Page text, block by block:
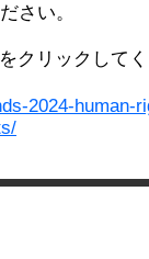
さい。
クリックして
2024-human-